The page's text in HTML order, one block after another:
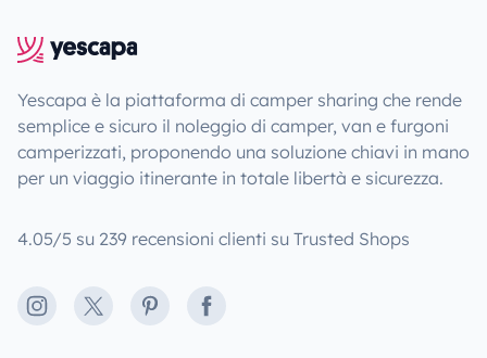
Yescapa è la piattaforma di camper sharing che rende
semplice e sicuro il noleggio di camper, van e furgoni
camperizzati, proponendo una soluzione chiavi in mano
per un viaggio itinerante in totale libertà e sicurezza.
4.05/5 su 239 recensioni clienti su Trusted Shops
Instagram
X PinterestFacebook